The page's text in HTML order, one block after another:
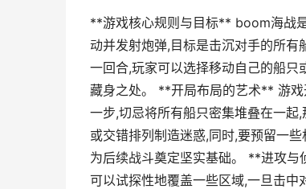
**游戏核心规则与目标** boom海战
动并发射炮弹,目标是击沉对手的所
一回合,玩家可以选择移动自己的船只
藏身之处。 **开局布局的艺术** 游
一步,切忌将所有船只密集堆叠在一
或交错排列制造迷惑,同时,要预留一
为后续战斗奠定坚实基础。 **进攻
可以试探性地覆盖一些区域,一旦击